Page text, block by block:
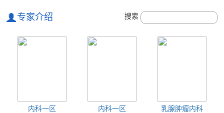
专家介绍 搜索
内科一区
内科一区
乳腺肿瘤内科